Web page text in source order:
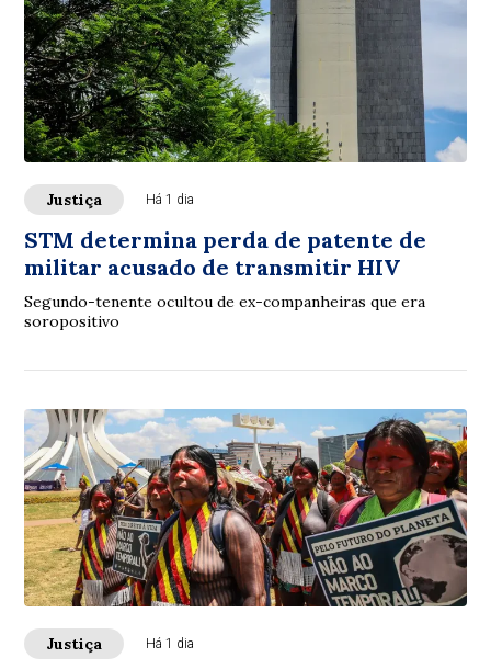
Justiça Há 1 dia
STM determina perda de patente de
militar acusado de transmitir HIV
Segundo-tenente ocultou de ex-companheiras que era
soropositivo
Justiça Há 1 dia